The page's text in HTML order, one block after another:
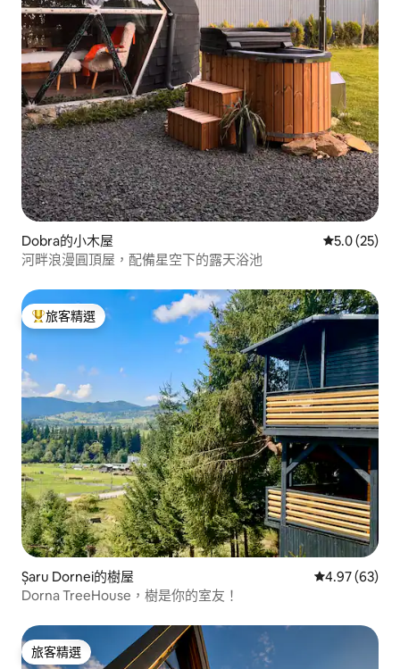
Dobra的小木屋 從 25 則評
5.0 (25)
河畔浪漫圓頂屋，配備星空下的露天浴池
旅客精選榜首
旅客精選
Șaru Dornei的樹屋 從 63 則評價
4.97 (63)
Dorna TreeHouse，樹是你的室友！
旅客精選
旅客精選